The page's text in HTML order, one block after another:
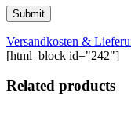
Versandkosten &
[html_block id="242"]
Related products